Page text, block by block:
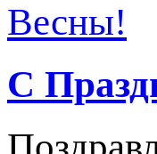
С